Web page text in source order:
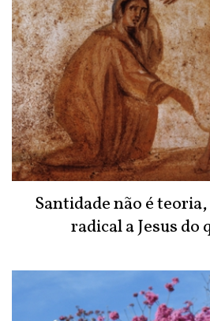
Santidade não é
radical a Jesus do